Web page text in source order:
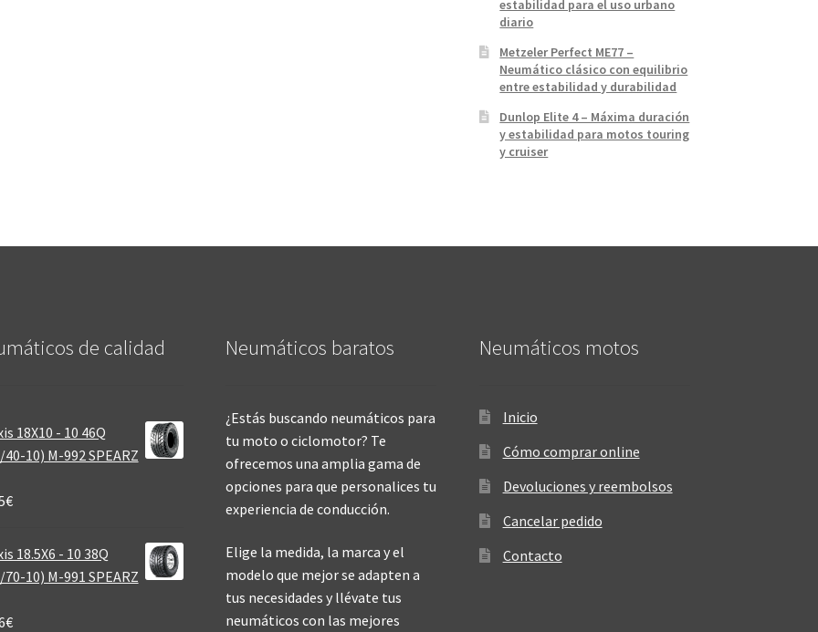
estabilidad para el uso urbano
diario
Metzeler Perfect ME77 –
Neumático clásico con equilibrio
entre estabilidad y durabilidad
Dunlop Elite 4 – Máxima duración
y estabilidad para motos touring
y cruiser
de calidad‎
18X10 - 10 46Q
10) M-992 SPEARZ
€
18.5X6 - 10 38Q
10) M-991 SPEARZ
€
Neumáticos baratos
¿Estás buscando neumáticos para
tu moto o ciclomotor? Te
ofrecemos una amplia gama de
opciones para que personalices tu
experiencia de conducción.
Elige la medida, la marca y el
modelo que mejor se adapten a
tus necesidades y llévate tus
neumáticos con las mejores
Neumáticos motos
Inicio
Cómo comprar online
Devoluciones y reembolsos
Cancelar pedido
Contacto